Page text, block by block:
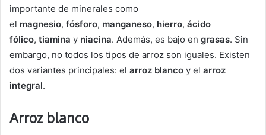
importante de minerales como
el magnesio, fósforo, manganeso, hierro, ácido
fólico, tiamina y niacina. Además, es bajo en grasas. Sin
embargo, no todos los tipos de arroz son iguales. Existen
dos variantes principales: el arroz blanco y el arroz
integral.
Arroz blanco